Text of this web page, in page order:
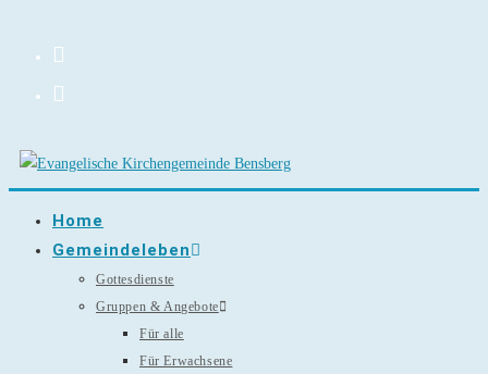
Home
Gemeindeleben
Gottesdienste
Gruppen & Angebote
Für alle
Für Erwachsene